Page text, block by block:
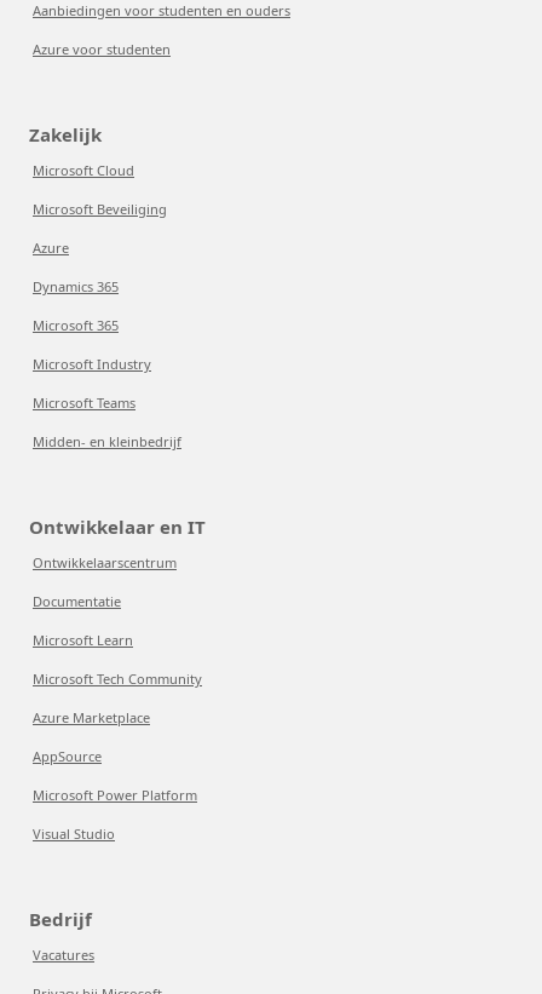
Aanbiedingen voor studenten en ouders
Azure voor studenten
Zakelijk
Microsoft Cloud
Microsoft Beveiliging
Azure
Dynamics 365
Microsoft 365
Microsoft Industry
Microsoft Teams
Midden- en kleinbedrijf
Ontwikkelaar en IT
Ontwikkelaarscentrum
Documentatie
Microsoft Learn
Microsoft Tech Community
Azure Marketplace
AppSource
Microsoft Power Platform
Visual Studio
Bedrijf
Vacatures